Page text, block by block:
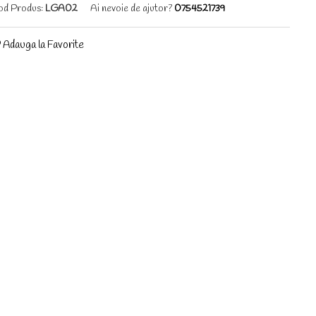
Produs: LGA02 Ai nevoie de ajutor? 0754521739
Adauga la Favorite